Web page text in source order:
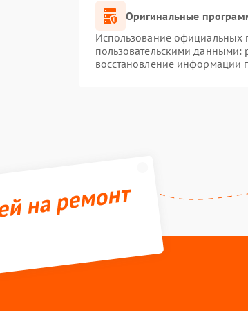
Оригинальные
Использование официальных
пользовательскими данными:
восстановление информации
на ремонт